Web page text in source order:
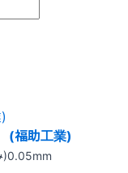
(福助工業)
)0.05mm